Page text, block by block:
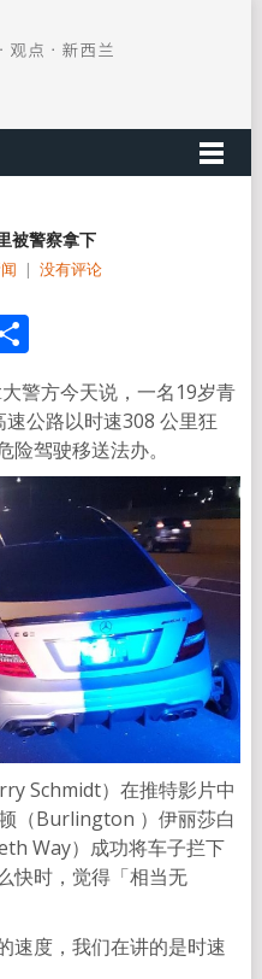
被警察拿下
| 没有评论
分
享
警方今天说，一名19岁青
公路以时速308 公里狂
驾驶移送法办。
Schmidt）在推特影片中
（Burlington ）伊丽莎白
Way）成功将车子拦下
快时，觉得「相当无
速度，我们在讲的是时速